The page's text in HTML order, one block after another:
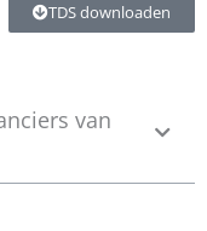
TDS downloaden
van